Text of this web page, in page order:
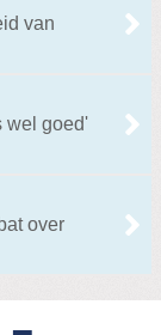
van
wel goed'
over